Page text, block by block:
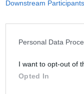
Downstream Participants
Personal Data
I want to opt-out of
Opted In